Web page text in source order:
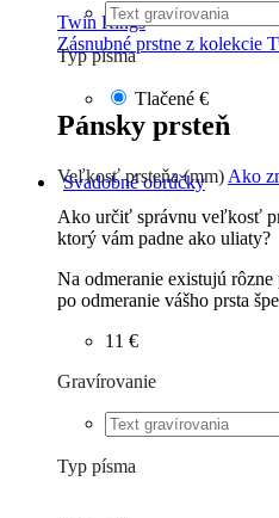
Twin Rings
Zásnubné prstne z kolekcie
Svadobné obrúčky
Typ písma
Tlačené €
Pánsky prsteň
Veľkosť prsteňa (mm) Ako
Ako určiť správnu veľkosť
ktorý vám padne ako uliaty?
Na odmeranie existujú
po odmeranie vášho prsta
11 €
Gravírovanie
Typ písma